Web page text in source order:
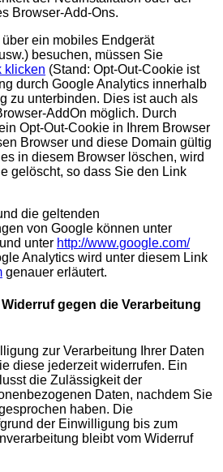
Browser-Add-Ons.
ein mobiles Endgerät
besuchen, müssen Sie
klicken (Stand: Opt-Out-Cookie ist
durch Google Analytics innerhalb
zu unterbinden. Dies ist auch als
AddOn möglich. Durch
Opt-Out-Cookie in Ihrem Browser
Browser und diese Domain gültig
in diesem Browser löschen, wird
gelöscht, so dass Sie den Link
die geltenden
von Google können unter
unter http://www.google.com/
Analytics wird unter diesem Link
genauer erläutert.
gegen die Verarbeitung
zur Verarbeitung Ihrer Daten
diese jederzeit widerrufen. Ein
die Zulässigkeit der
Daten, nachdem Sie
haben. Die
der Einwilligung bis zum
bleibt vom Widerruf